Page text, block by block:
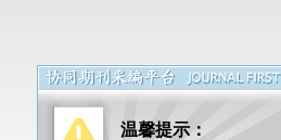
温馨提示：